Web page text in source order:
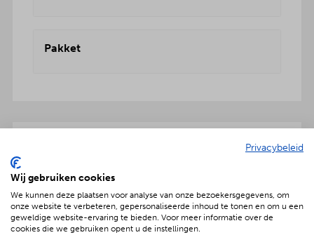
Pakket
Geniet met nóg meer luxe
Privacybeleid
Wij gebruiken cookies
We kunnen deze plaatsen voor analyse van onze bezoekersgegevens, om
onze website te verbeteren, gepersonaliseerde inhoud te tonen en om u een
geweldige website-ervaring te bieden. Voor meer informatie over de
cookies die we gebruiken opent u de instellingen.